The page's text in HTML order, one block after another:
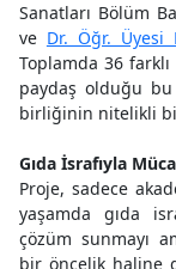
Sanatları Bölüm
ve Dr. Öğr. Üyesi
Toplamda 36
paydaş olduğu
birliğinin nitelikli
Gıda İsrafıyla
Proje, sadece
yaşamda gıda
çözüm sunmayı
bir öncelik haline